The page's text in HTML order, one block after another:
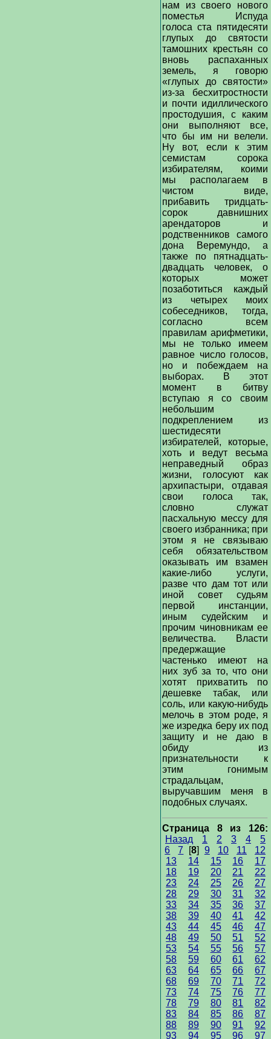
нам из своего нового
поместья Испуда
голоса ста пятидесяти
глупых до святости
тамошних крестьян со
вновь распаханных
земель, я говорю
«глупых до святости»
из-за бесхитростности
и почти идиллического
простодушия, с каким
они выполняют все,
что бы им ни велели.
Ну вот, если к этим
семистам сорока
избирателям, коими
мы располагаем в
чистом виде,
прибавить тридцать-
сорок давнишних
арендаторов и
родственников самого
дона Веремундо, а
также по пятнадцать-
двадцать человек, о
которых может
позаботиться каждый
из четырех моих
собеседников, тогда,
согласно всем
правилам арифметики,
мы не только имеем
равное число голосов,
но и побеждаем на
выборах. В этот
момент в битву
вступаю я со своим
небольшим
подкреплением из
шестидесяти
избирателей, которые,
хоть и ведут весьма
неправедный образ
жизни, голосуют как
архипастыри, отдавая
свои голоса так,
словно служат
пасхальную мессу для
своего избранника; при
этом я не связываю
себя обязательством
оказывать им взамен
какие-либо услуги,
разве что дам тот или
иной совет судьям
первой инстанции,
иным судейским и
прочим чиновникам ее
величества. Власти
предержащие
частенько имеют на
них зуб за то, что они
хотят прихватить по
дешевке табак, или
соль, или какую-нибудь
мелочь в этом роде, я
же изредка беру их под
защиту и не даю в
обиду из
признательности к
этим гонимым
страдальцам,
выручавшим меня в
подобных случаях.
Страница 8 из 126:
Назад
1 2 3 4
5
6
7 [8] 9 10 11
12
13
14 15 16
17
18
19 20 21
22
23
24 25 26
27
28
29 30 31
32
33
34 35 36
37
38
39 40 41
42
43
44 45 46
47
48
49 50 51
52
53
54 55 56
57
58
59 60 61
62
63
64 65 66
67
68
69 70 71
72
73
74 75 76
77
78
79 80 81
82
83
84 85 86
87
88
89 90 91
92
93
94 95 96 97